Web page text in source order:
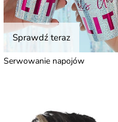
Sprawdź teraz
Serwowanie napojów